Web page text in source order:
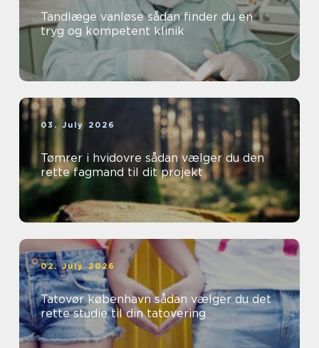
Tandlæge vanløse sådan finder du en
tryg og kompetent klinik
03. July 2026
Tømrer i hvidovre sådan vælger du den
rette fagmand til dit projekt
02. July 2026
Tatovør københavn sådan vælger du det
rette studie til din tatovering